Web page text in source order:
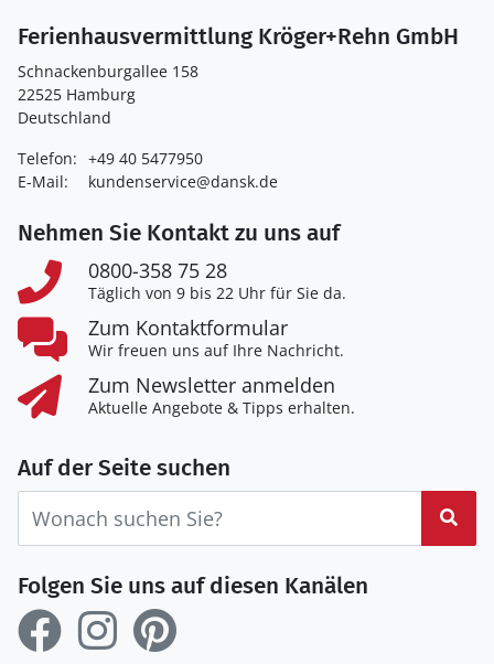
Ferienhausvermittlung Kröger+Rehn GmbH
Schnackenburgallee 158
22525 Hamburg
Deutschland
Telefon: +49 40 5477950
E-Mail:
kundenservice@dansk.de
Nehmen Sie Kontakt zu uns auf
0800-358 75 28
Täglich von 9 bis 22 Uhr für Sie da.
Zum Kontaktformular
Wir freuen uns auf Ihre Nachricht.
Zum Newsletter anmelden
Aktuelle Angebote & Tipps erhalten.
Auf der Seite suchen
Folgen Sie uns auf diesen Kanälen